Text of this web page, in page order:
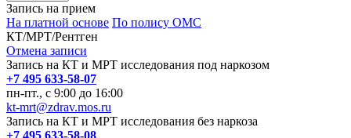
Запись на прием
На платной основе По полису ОМС
КТ/МРТ/Рентген
Отмена записи
Запись на КТ и МРТ исследования под наркозом
+7 495 633-58-07
пн-пт., с 9:00 до 16:00
kt-mrt@zdrav.mos.ru
Запись на КТ и МРТ исследования без наркоза
+7 495 633-58-08